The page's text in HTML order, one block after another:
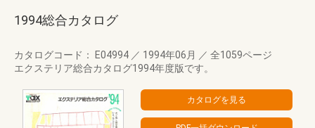
1994総合カタログ
カタログコード： E04994 ／ 1994年06月 ／ 全1059ページ
エクステリア総合カタログ1994年度版です。